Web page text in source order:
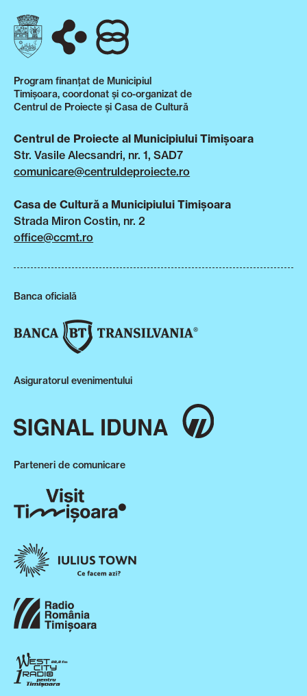
Program finanțat de Municipiul
Timișoara, coordonat și co-organizat de
Centrul de Proiecte și Casa de Cultură
Centrul de Proiecte al Municipiului Timișoara
Str. Vasile Alecsandri, nr. 1, SAD7
comunicare@centruldeproiecte.ro
Casa de Cultură a Municipiului Timișoara
Strada Miron Costin, nr. 2
office@ccmt.ro
Banca oficială
Asiguratorul evenimentului
Parteneri de comunicare